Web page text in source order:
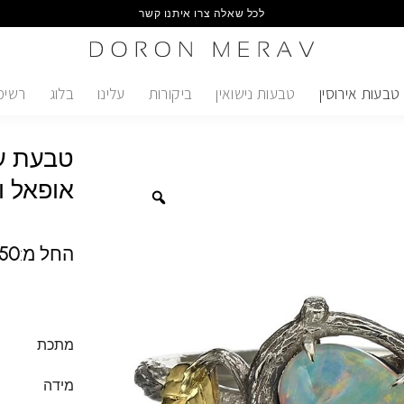
לכל שאלה צרו איתנו קשר
טבעות אירוסין טבעות נישואין ביקורות עלינו בלוג
טבעת
אופאל
החל מ:
מתכת
מידה